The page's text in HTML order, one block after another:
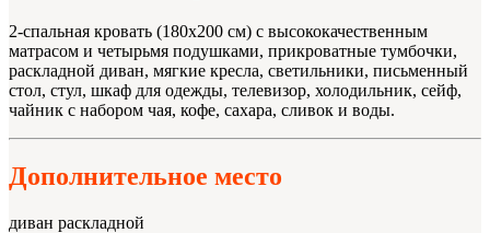
2-спальная кровать (180х200 см) с высококачественным
матрасом и четырьмя подушками, прикроватные тумбочки,
раскладной диван, мягкие кресла, светильники, письменный
стол, стул, шкаф для одежды, телевизор, холодильник, сейф,
чайник с набором чая, кофе, сахара, сливок и воды.
Дополнительное место
диван раскладной